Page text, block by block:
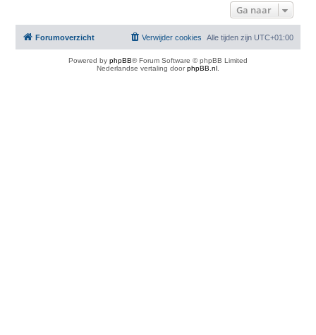
Ga naar
Forumoverzicht Alle tijden zijn UTC+01:00
Verwijder cookies
Powered by phpBB® Forum Software © phpBB Limited
Nederlandse vertaling doorphpBB.nl